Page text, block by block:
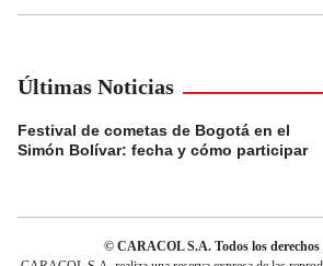
Últimas Noticias
Festival de cometas de Bogotá en el
Simón Bolívar: fecha y cómo participar
© CARACOL S.A. Todos los derechos